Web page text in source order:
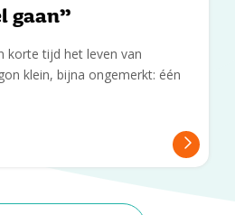
gaan”
korte tijd het leven van
klein, bijna ongemerkt: één